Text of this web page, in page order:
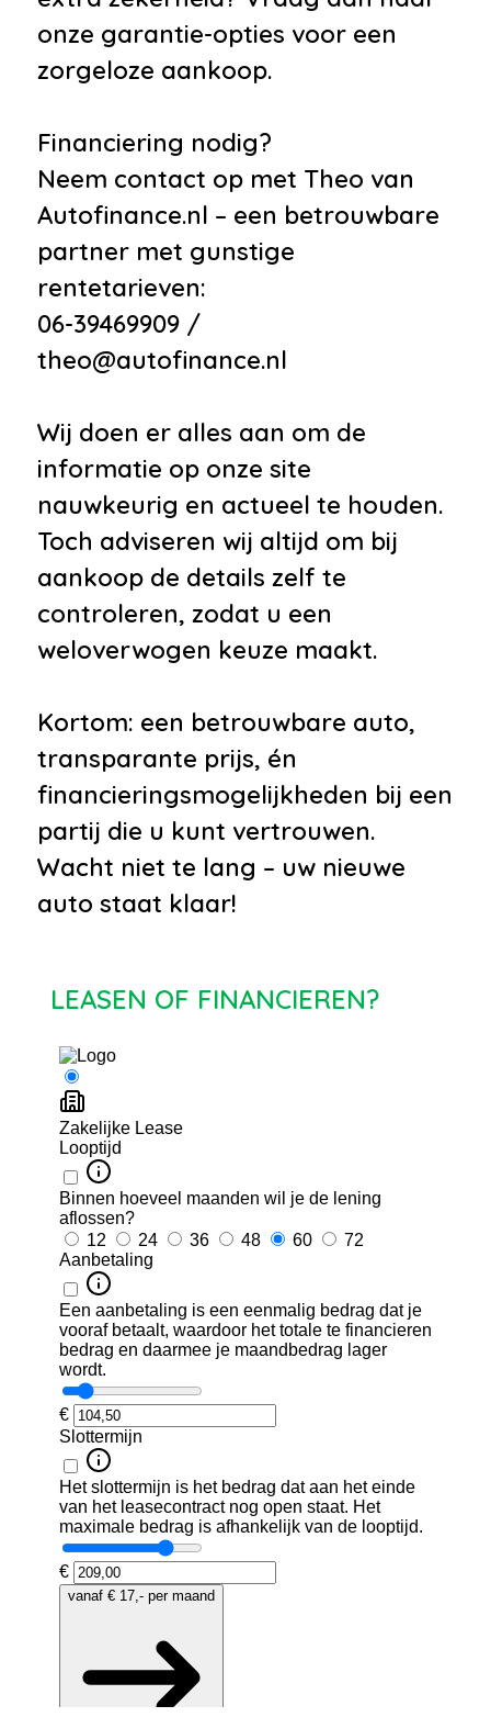
onze garantie-opties voor een
zorgeloze aankoop.
Financiering nodig?
Neem contact op met Theo van
Autofinance.nl – een betrouwbare
partner met gunstige
rentetarieven:
06-39469909 /
theo@autofinance.nl
Wij doen er alles aan om de
informatie op onze site
nauwkeurig en actueel te houden.
Toch adviseren wij altijd om bij
aankoop de details zelf te
controleren, zodat u een
weloverwogen keuze maakt.
Kortom: een betrouwbare auto,
transparante prijs, én
financieringsmogelijkheden bij een
partij die u kunt vertrouwen.
Wacht niet te lang – uw nieuwe
auto staat klaar!
LEASEN OF FINANCIEREN?